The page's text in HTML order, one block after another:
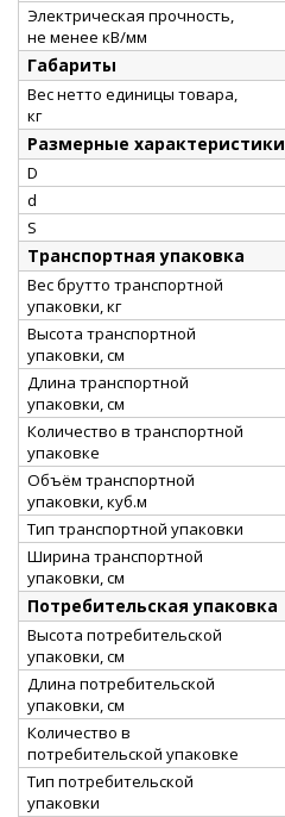
Электрическая прочность,
не менее кВ/мм
Габариты
Вес нетто единицы товара,
кг
Размерные характеристики
D
d
S
Транспортная упаковка
Вес брутто транспортной
упаковки, кг
Высота транспортной
упаковки, см
Длина транспортной
упаковки, см
Количество в транспортной
упаковке
Объём транспортной
упаковки, куб.м
Тип транспортной упаковки
Ширина транспортной
упаковки, см
Потребительская упаковка
Высота потребительской
упаковки, см
Длина потребительской
упаковки, см
Количество в
потребительской упаковке
Тип потребительской
упаковки